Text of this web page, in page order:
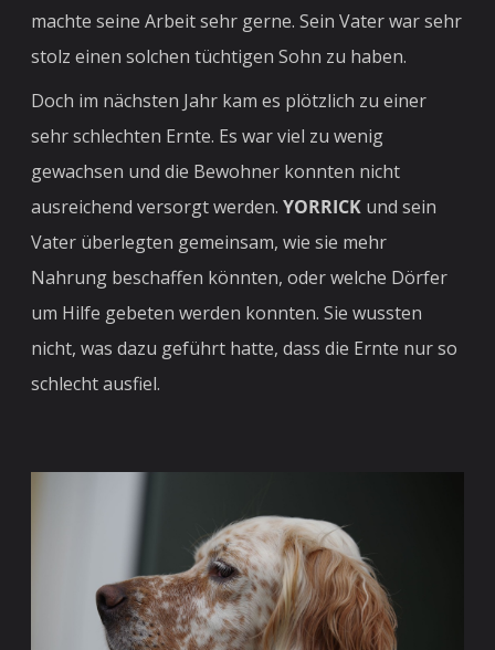
machte seine Arbeit sehr gerne. Sein Vater war sehr
stolz einen solchen tüchtigen Sohn zu haben.
Doch im nächsten Jahr kam es plötzlich zu einer
sehr schlechten Ernte. Es war viel zu wenig
gewachsen und die Bewohner konnten nicht
ausreichend versorgt werden.YORRICK und sein
Vater überlegten gemeinsam, wie sie mehr
Nahrung beschaffen könnten, oder welche Dörfer
um Hilfe gebeten werden konnten. Sie wussten
nicht, was dazu geführt hatte, dass die Ernte nur so
schlecht ausfiel.